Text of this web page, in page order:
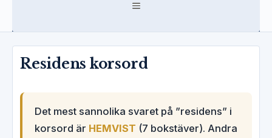
MENY
Residens korsord
Det mest sannolika svaret på ”residens” i
korsord är HEMVIST (7 bokstäver). Andra